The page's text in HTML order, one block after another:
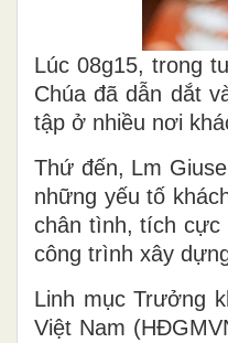
Lúc 08g15, trong
Chúa đã dẫn dắt
tập ở nhiều nơi
Thứ đến, Lm
những yếu tố
chân tình, tích cực
công trình xây
Linh mục Trưởng
Việt Nam